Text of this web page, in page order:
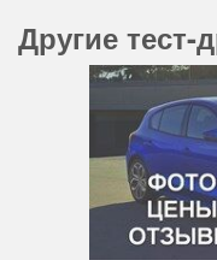
Другие тест-